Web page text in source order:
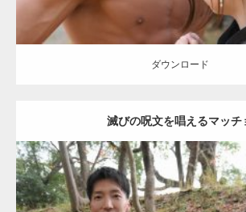
ダウンロード
滅びの呪文を唱えるマッチ
【YouTube】マッチョフ
ギネス世界記録…
【TV】TBS番組「ひるお
ラスが紹介されま…